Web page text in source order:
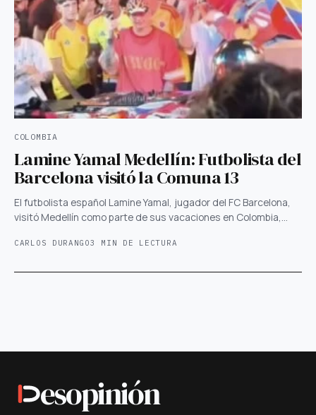
COLOMBIA
Lamine Yamal Medellín: Futbolista del
Barcelona visitó la Comuna 13
El futbolista español Lamine Yamal, jugador del FC Barcelona,
visitó Medellín como parte de sus vacaciones en Colombia,…
CARLOS DURANGO3 MIN DE LECTURA
esopinión